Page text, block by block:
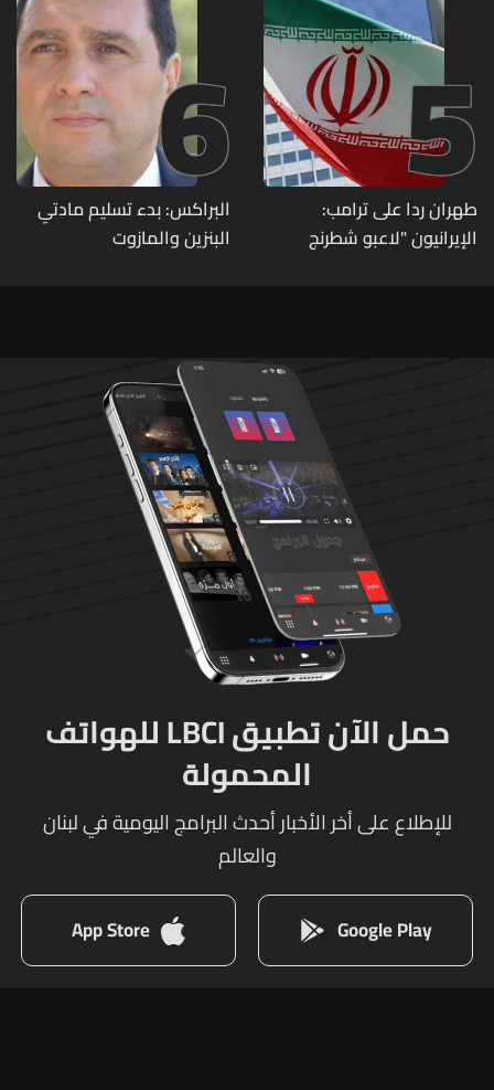
5
طهران ردا على ترامب:
الإيرانيون "لاعبو شطرنج
6
البراكس: بدء تسليم مادتي
البنزين والمازوت
حمل الآن تطبيق LBCI للهواتف
المحمولة
للإطلاع على أخر الأخبار أحدث البرامج اليومية في لبنان
والعالم
Google Play
App Store